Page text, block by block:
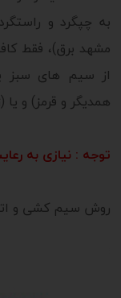
به چپگرد و
مشهد برق)، فقط
از سیم های سبز
همدیگر و قرمز) و
توجه : نیازی به
روش سیم کشی و